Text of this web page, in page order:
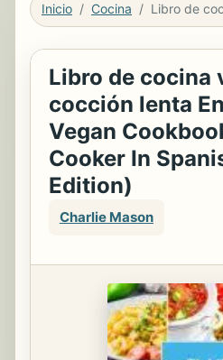
Inicio Cocina
Libro de cocina
cocción lenta
Vegan
Cooker In
Edition)
Charlie Mason